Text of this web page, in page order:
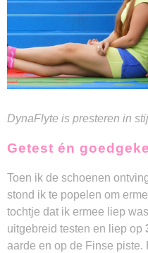
DynaFlyte is presteren in
Getest én
Toen ik de schoenen
stond ik te popelen om
tochtje dat ik ermee liep was
uitgebreid testen en liep op
aarde en op de Finse piste.